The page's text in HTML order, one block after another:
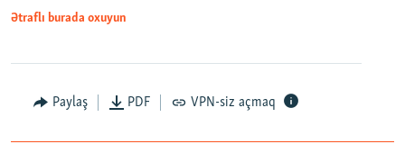
Ətraflı burada oxuyun
Paylaş PDF VPN-siz açmaq